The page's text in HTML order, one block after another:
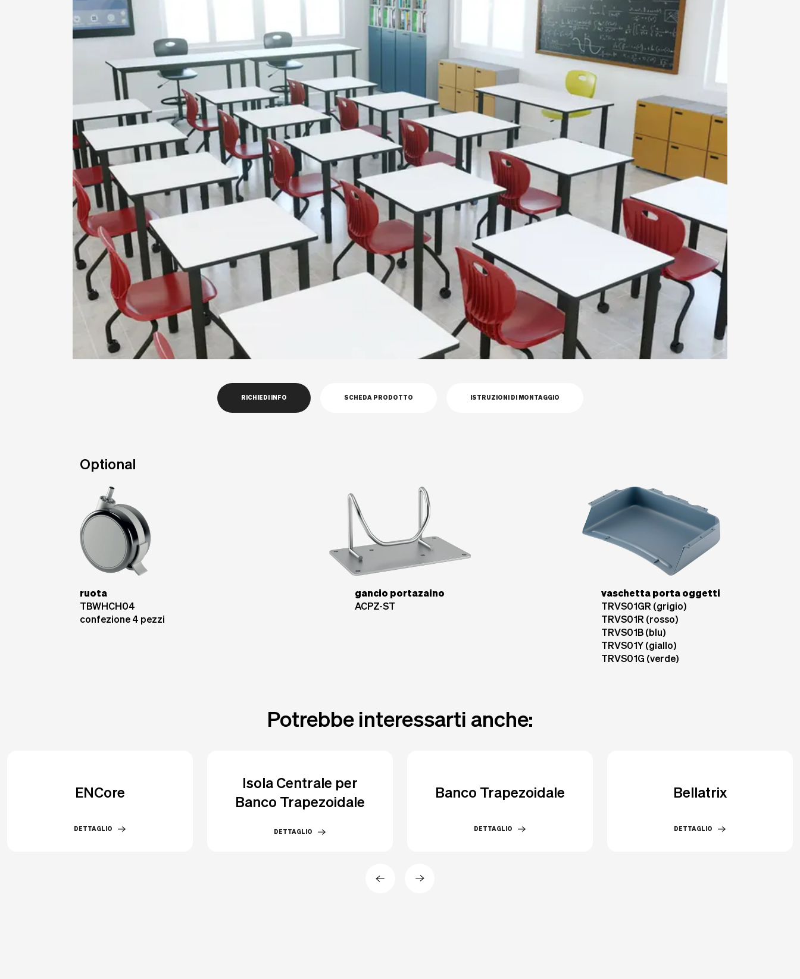
RICHIEDI INFO SCHEDA PRODOTTO ISTRUZIONI DI MONTAGGIO
Optional
ruota
TBWHCH04
confezione 4 pezzi
gancio portazaino
ACPZ-ST
vaschetta porta oggetti
TRVS01GR (grigio)
TRVS01R (rosso)
TRVS01B (blu)
TRVS01Y (giallo)
TRVS01G (verde)
Potrebbe interessarti anche:
ENCore
DETTAGLIO
Isola Centrale per
Banco Trapezoidale
DETTAGLIO
Banco Trapezoidale
DETTAGLIO
Bellatrix
DETTAGLIO